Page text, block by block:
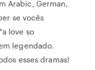
Arabic, German,
se vocês
love so
legendado.
esses dramas!